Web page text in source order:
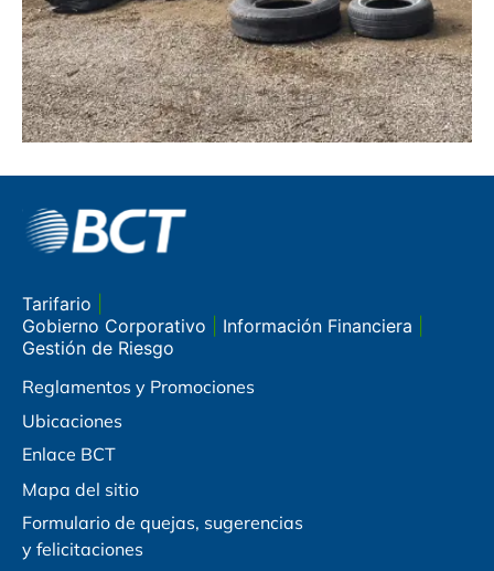
Tarifario
Gobierno Corporativo
Información Financiera
Gestión de Riesgo
Reglamentos y Promociones
Ubicaciones
Enlace BCT
Mapa del sitio
Formulario de quejas, sugerencias
y felicitaciones